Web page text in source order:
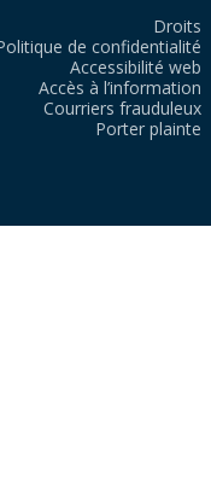
Droits
de confidentialité
Accessibilité web
Accès à l’information
Courriers frauduleux
Porter plainte